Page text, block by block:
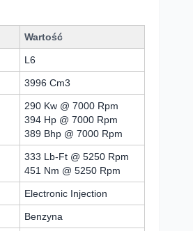
Wartość
L6
3996 Cm3
290 Kw @ 7000 Rpm
394 Hp @ 7000 Rpm
389 Bhp @ 7000 Rpm
333 Lb-Ft @ 5250 Rpm
451 Nm @ 5250 Rpm
Electronic Injection
Benzyna